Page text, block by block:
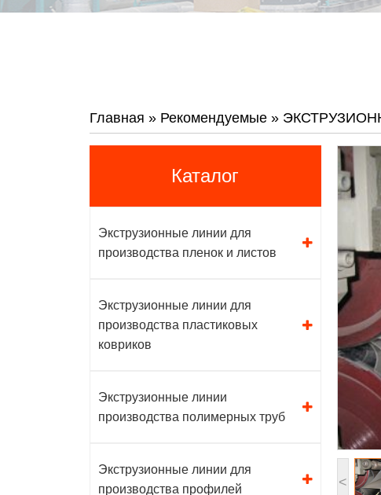
Главная » Рекомендуемые »
Каталог
Экструзионные линии для
производства пленок и листов
Экструзионные линии для
производства пластиковых
ковриков
Экструзионные линии
производства полимерных труб
Экструзионные линии для
производства профилей
<